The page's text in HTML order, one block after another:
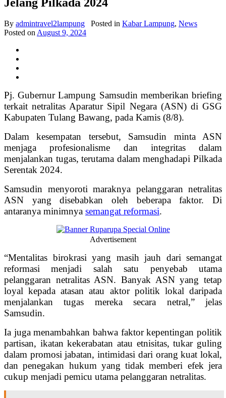
By admintravel2lampung Posted in Kabar Lampung, News
Posted onAugust 9, 2024
Pj. Gubernur Lampung Samsudin memberikan briefing
terkait netralitas Aparatur Sipil Negara (ASN) di GSG
Kabupaten Tulang Bawang, pada Kamis (8/8).
Dalam kesempatan tersebut, Samsudin minta ASN
menjaga profesionalisme dan integritas dalam
menjalankan tugas, terutama dalam menghadapi Pilkada
Serentak 2024.
Samsudin menyoroti maraknya pelanggaran netralitas
ASN yang disebabkan oleh beberapa faktor. Di
antaranya minimnya semangat reformasi.
Advertisement
“Mentalitas birokrasi yang masih jauh dari semangat
reformasi menjadi salah satu penyebab utama
pelanggaran netralitas ASN. Banyak ASN yang tetap
loyal kepada atasan atau aktor politik lokal daripada
menjalankan tugas mereka secara netral,” jelas
Samsudin.
Ia juga menambahkan bahwa faktor kepentingan politik
partisan, ikatan kekerabatan atau etnisitas, tukar guling
dalam promosi jabatan, intimidasi dari orang kuat lokal,
dan penegakan hukum yang tidak memberi efek jera
cukup menjadi pemicu utama pelanggaran netralitas.